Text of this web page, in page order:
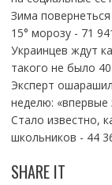
Зима повернеться
15° морозу- 71
Украинцев ждут
такого не было
Эксперт
неделю: «впервые
Стало известно,
школьников - 44
SHARE IT